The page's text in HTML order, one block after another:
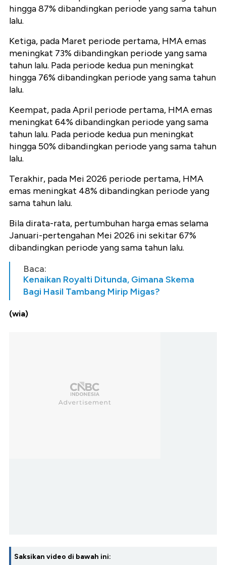
hingga 87% dibandingkan periode yang sama tahun
lalu.
Ketiga, pada Maret periode pertama, HMA emas
meningkat 73% dibandingkan periode yang sama
tahun lalu. Pada periode kedua pun meningkat
hingga 76% dibandingkan periode yang sama tahun
lalu.
Keempat, pada April periode pertama, HMA emas
meningkat 64% dibandingkan periode yang sama
tahun lalu. Pada periode kedua pun meningkat
hingga 50% dibandingkan periode yang sama tahun
lalu.
Terakhir, pada Mei 2026 periode pertama, HMA
emas meningkat 48% dibandingkan periode yang
sama tahun lalu.
Bila dirata-rata, pertumbuhan harga emas selama
Januari-pertengahan Mei 2026 ini sekitar 67%
dibandingkan periode yang sama tahun lalu.
Baca:
Kenaikan Royalti Ditunda, Gimana Skema
Bagi Hasil Tambang Mirip Migas?
(wia)
Saksikan video di bawah ini: